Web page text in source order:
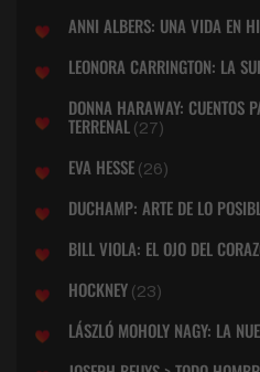
ANNI ALBERS: UNA VIDA EN
LEONORA CARRINGTON: LA
DONNA HARAWAY: CUENTOS
TERRENAL (27)
EVA HESSE (26)
DUCHAMP: ARTE DE LO
BILL VIOLA: EL OJO DEL
HOCKNEY (23)
LÁSZLÓ MOHOLY NAGY: LA